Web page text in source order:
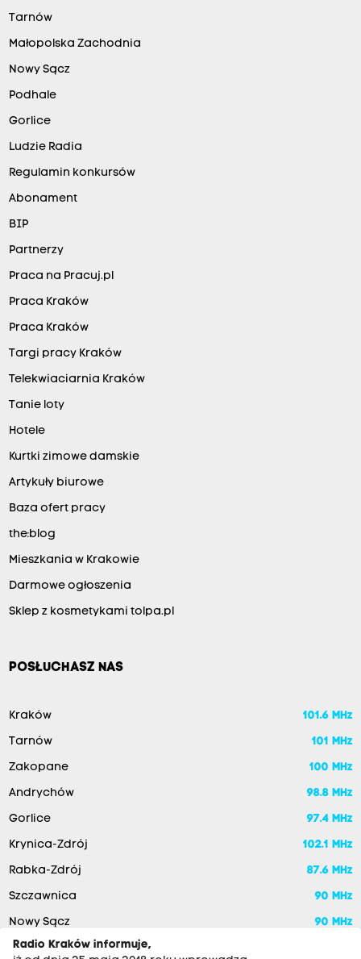
Tarnów
Małopolska Zachodnia
Nowy Sącz
Podhale
Gorlice
Ludzie Radia
Regulamin konkursów
Abonament
BIP
Partnerzy
Praca na Pracuj.pl
Praca Kraków
Praca Kraków
Targi pracy Kraków
Telekwiaciarnia Kraków
Tanie loty
Hotele
Kurtki zimowe damskie
Artykuły biurowe
Baza ofert pracy
the:blog
Mieszkania w Krakowie
Darmowe ogłoszenia
Sklep z kosmetykami tolpa.pl
POSŁUCHASZ NAS
Kraków 101.6 MHz
Tarnów 101 MHz
Zakopane 100 MHz
Andrychów 98.8 MHz
Gorlice 97.4 MHz
Krynica-Zdrój 102.1 MHz
Rabka-Zdrój 87.6 MHz
Szczawnica 90 MHz
Nowy Sącz
90 MHz
Radio Kraków informuje,